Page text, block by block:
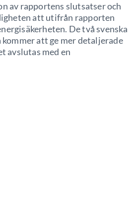
av rapportens slutsatser och
att utifrån rapporten
De två svenska
att ge mer detaljerade
avslutas med en